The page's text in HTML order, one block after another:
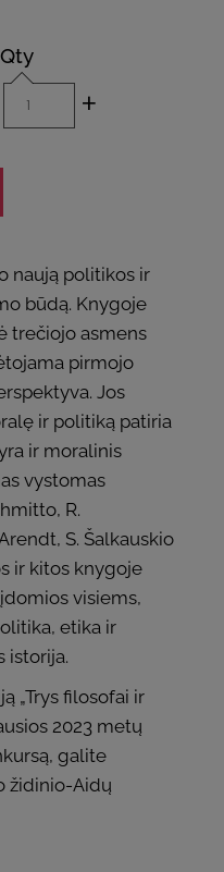
Qty
+
naują politikos ir
būdą. Knygoje
trečiojo asmens
pirmojo
Jos
ir politiką patiria
ir moralinis
vystomas
R.
S. Šalkauskio
ir kitos knygoje
visiems,
etika ir
istorija.
„Trys filosofai ir
2023 metų
galite
židinio-Aidų